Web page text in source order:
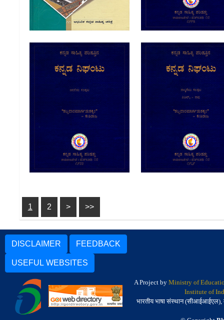
Kannada Nighantu by
Kannada Sahitya Parishattu
: Vol-5
ನಿಘಂಟು : ಸಂಪುಟ ೪
Kannada Nighantu
Kannada Sahitya
: Vol-4
1 2 > >>
DISCLAIMER FEEDBACK
USEFUL WEBSITES
A Project by Ministry of
Institute of
भारतीय भाषा संस्थान (सीआईआईएल),